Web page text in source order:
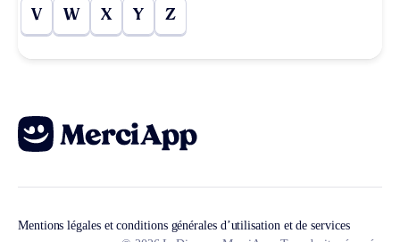
V W X Y Z
Mentions légales et conditions générales d’utilisation et de services